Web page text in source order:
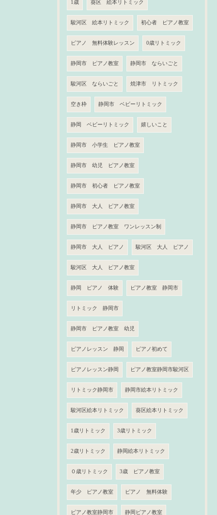
1歳 葵区 絵本リトミック
駿河区 絵本リトミック 初心者 ピアノ教室
ピアノ 無料体験レッスン 0歳リトミック
静岡市 ピアノ教室 静岡市 ならいごと
駿河区 ならいごと 焼津市 リトミック
空き枠 静岡市 ベビーリトミック
静岡 ベビーリトミック 嬉しいこと
静岡市 小学生 ピアノ教室
静岡市 幼児 ピアノ教室
静岡市 初心者 ピアノ教室
静岡市 大人 ピアノ教室
静岡市 ピアノ教室 ワンレッスン制
静岡市 大人 ピアノ 駿河区 大人 ピアノ
駿河区 大人 ピアノ教室
静岡 ピアノ 体験 ピアノ教室 静岡市
リトミック 静岡市
静岡市 ピアノ教室 幼児
ピアノレッスン 静岡 ピアノ初めて
ピアノレッスン静岡 ピアノ教室静岡市駿河区
リトミック静岡市 静岡市絵本リトミック
駿河区絵本リトミック 葵区絵本リトミック
1歳リトミック 3歳リトミック
2歳リトミック 静岡絵本リトミック
０歳リトミック 3歳 ピアノ教室
年少 ピアノ教室 ピアノ 無料体験
ピアノ教室静岡市 静岡ピアノ教室